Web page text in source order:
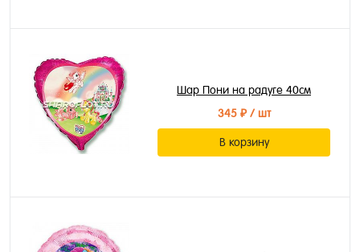
Шар Пони на радуге 40см
345 ₽/ шт
В корзину